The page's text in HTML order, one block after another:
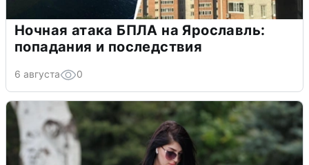
Ночная атака БПЛА на Ярославль:
попадания и последствия
6 августа 0